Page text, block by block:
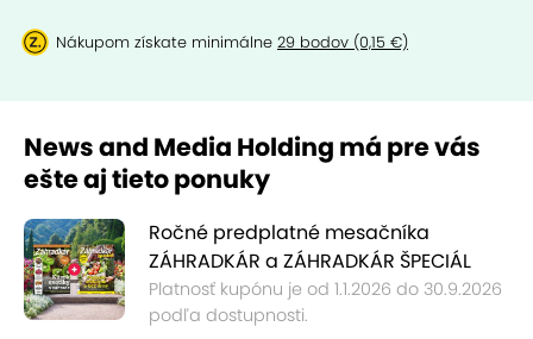
Nákupom získate minimálne 29 bodov (0,15 €)
News and Media Holding má pre vás
ešte aj tieto ponuky
Ročné predplatné mesačníka
ZÁHRADKÁR a ZÁHRADKÁR ŠPECIÁL
Platnosť kupónu je od 1.1.2026 do 30.9.2026
podľa dostupnosti.